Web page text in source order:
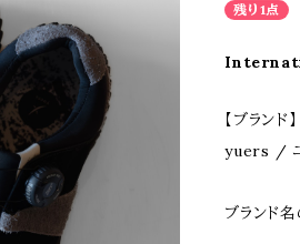
残り1点
【ブランド】
yuers /
ブランド